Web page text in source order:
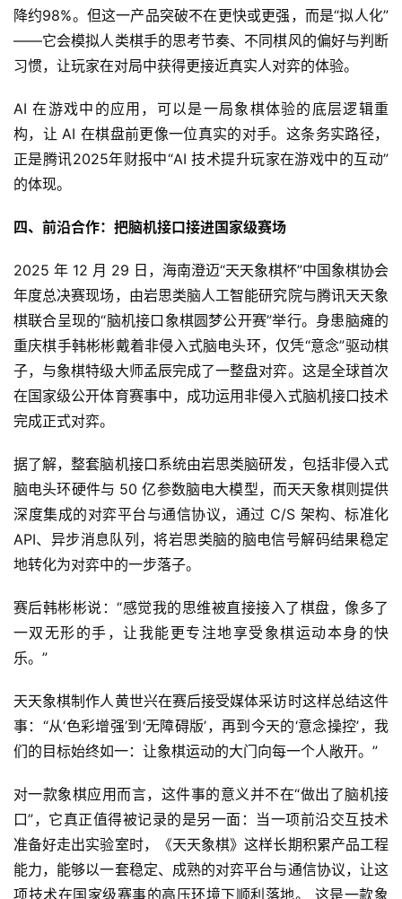
2
5
第
三
届
金
茶
奖
7
月
3
0
日
茶
对
接
会
上
海
站
文
中
国
)
降约98%。但这一产品突破不在更快或更强，而是“拟人化”
——它会模拟人类棋手的思考节奏、不同棋风的偏好与判断
习惯，让玩家在对局中获得更接近真实人对弈的体验。
AI 在游戏中的应用，可以是一局象棋体验的底层逻辑重
构，让 AI 在棋盘前更像一位真实的对手。这条务实路径，
正是腾讯2025年财报中“AI 技术提升玩家在游戏中的互动”
的体现。
四、前沿合作：把脑机接口接进国家级赛场
2025 年 12 月 29 日，海南澄迈“天天象棋杯”中国象棋协会
年度总决赛现场，由岩思类脑人工智能研究院与腾讯天天象
棋联合呈现的“脑机接口象棋圆梦公开赛”举行。身患脑瘫的
重庆棋手韩彬彬戴着非侵入式脑电头环，仅凭“意念”驱动棋
子，与象棋特级大师孟辰完成了一整盘对弈。这是全球首次
在国家级公开体育赛事中，成功运用非侵入式脑机接口技术
完成正式对弈。
据了解，整套脑机接口系统由岩思类脑研发，包括非侵入式
脑电头环硬件与 50 亿参数脑电大模型，而天天象棋则提供
深度集成的对弈平台与通信协议，通过 C/S 架构、标准化
API、异步消息队列，将岩思类脑的脑电信号解码结果稳定
地转化为对弈中的一步落子。
赛后韩彬彬说：“感觉我的思维被直接接入了棋盘，像多了
一双无形的手，让我能更专注地享受象棋运动本身的快
乐。”
天天象棋制作人黄世兴在赛后接受媒体采访时这样总结这件
事：“从‘色彩增强’到‘无障碍版’，再到今天的‘意念操控’，我
们的目标始终如一：让象棋运动的大门向每一个人敞开。”
对一款象棋应用而言，这件事的意义并不在“做出了脑机接
口”，它真正值得被记录的是另一面：当一项前沿交互技术
准备好走出实验室时，《天天象棋》这样长期积累产品工程
能力，能够以一套稳定、成熟的对弈平台与通信协议，让这
项技术在国家级赛事的高压环境下顺利落地。 这是一款象